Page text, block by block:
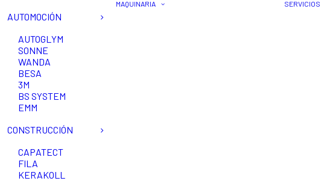
AUTOMOCIÓN
AUTOGLYM
SONNE
WANDA
BESA
3M
BS SYSTEM
EMM
CONSTRUCCIÓN
CAPATECT
FILA
KERAKOLL
MAQUINARIA SERVICIOS